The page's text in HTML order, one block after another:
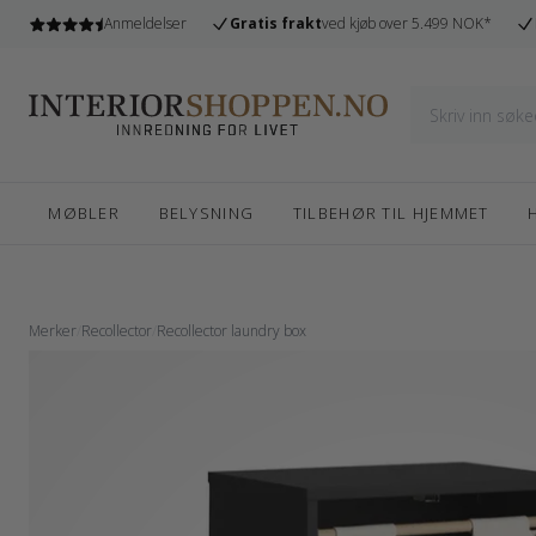
Anmeldelser Gratis fraktved kjøb over 5.499 NOK*
MØBLER BELYSNING TILBEHØR TIL HJEMMET
Merker Recollector Recollector laundry box